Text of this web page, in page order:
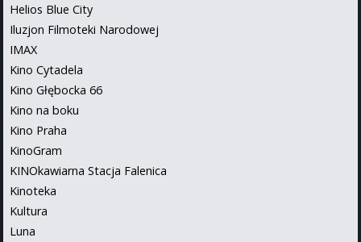
Helios Blue City
Iluzjon Filmoteki Narodowej
IMAX
Kino Cytadela
Kino Głębocka 66
Kino na boku
Kino Praha
KinoGram
KINOkawiarna Stacja Falenica
Kinoteka
Kultura
Luna